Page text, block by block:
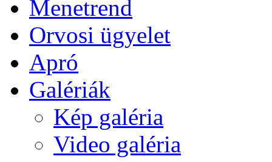
Menetrend
Orvosi ügyelet
Apró
Galériák
Kép galéria
Video galéria